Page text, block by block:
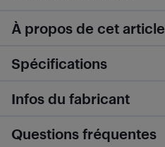
À propos de cet article
Spécifications
Infos du fabricant
Questions fréquentes